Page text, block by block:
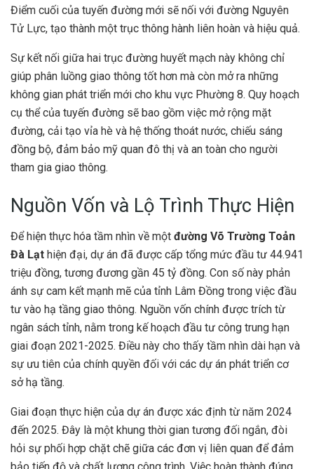
Điểm cuối của tuyến đường mới sẽ nối với đường Nguyên
Tử Lực, tạo thành một trục thông hành liên hoàn và hiệu quả.
Sự kết nối giữa hai trục đường huyết mạch này không chỉ
giúp phân luồng giao thông tốt hơn mà còn mở ra những
không gian phát triển mới cho khu vực Phường 8. Quy hoạch
cụ thể của tuyến đường sẽ bao gồm việc mở rộng mặt
đường, cải tạo vỉa hè và hệ thống thoát nước, chiếu sáng
đồng bộ, đảm bảo mỹ quan đô thị và an toàn cho người
tham gia giao thông.
Nguồn Vốn và Lộ Trình Thực Hiện
Để hiện thực hóa tầm nhìn về một đường Võ Trường Toản
Đà Lạt hiện đại, dự án đã được cấp tổng mức đầu tư 44.941
triệu đồng, tương đương gần 45 tỷ đồng. Con số này phản
ánh sự cam kết mạnh mẽ của tỉnh Lâm Đồng trong việc đầu
tư vào hạ tầng giao thông. Nguồn vốn chính được trích từ
ngân sách tỉnh, nằm trong kế hoạch đầu tư công trung hạn
giai đoạn 2021-2025. Điều này cho thấy tầm nhìn dài hạn và
sự ưu tiên của chính quyền đối với các dự án phát triển cơ
sở hạ tầng.
Giai đoạn thực hiện của dự án được xác định từ năm 2024
đến 2025. Đây là một khung thời gian tương đối ngắn, đòi
hỏi sự phối hợp chặt chẽ giữa các đơn vị liên quan để đảm